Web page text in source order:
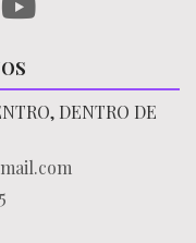
DENTRO DE